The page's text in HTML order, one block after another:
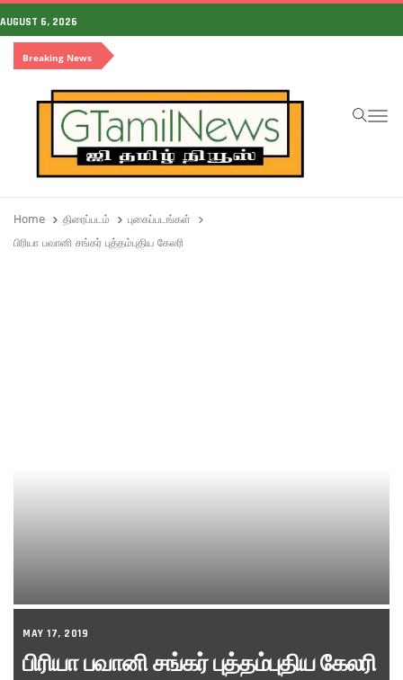
AUGUST 6, 2026
Breaking News
Home திரைப்படம்
புகைப்படங்கள்
பிரியா பவானி சங்கர் புத்தம்புதிய கேலரி
MAY 17, 2019
பிரியா பவானி சங்கர் புத்தம்புதிய கேலரி